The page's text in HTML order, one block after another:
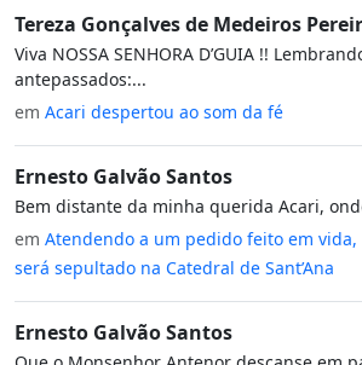
Tereza Gonçalves de Medeiros
Viva NOSSA SENHORA D’GUIA !!
antepassados:...
em Acari despertou ao som da fé
Ernesto Galvão Santos
Bem distante da minha querida Acari,
em Atendendo a um pedido feito em
será sepultado na Catedral de Sant’Ana
Ernesto Galvão Santos